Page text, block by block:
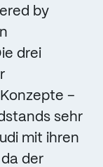
by
drei
–
sehr
mit ihren
der